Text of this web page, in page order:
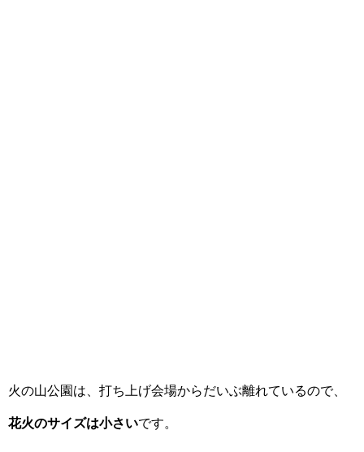
火の山公園は、打ち上げ会場からだいぶ離れているので、
花火のサイズは小さいです。